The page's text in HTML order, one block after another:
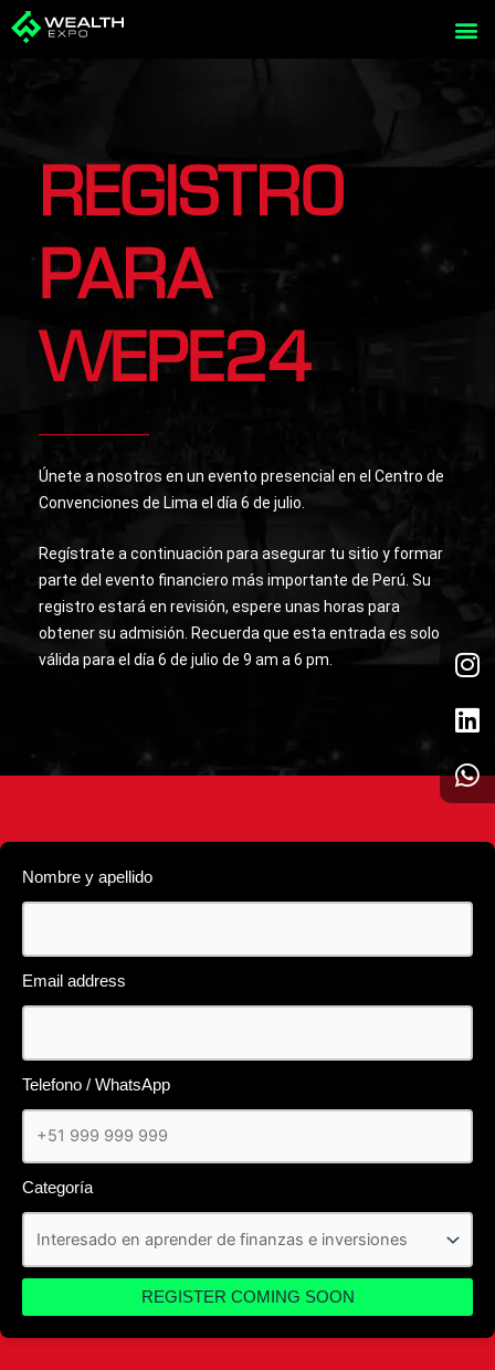
Skip
REGISTRO
PARA
WEPE24
Únete a nosotros en un evento presencial en el Centro de
Convenciones de Lima el día 6 de julio.
Regístrate a continuación para asegurar tu sitio y formar
parte del evento financiero más importante de Perú. Su
registro estará en revisión, espere unas horas para
obtener su admisión. Recuerda que esta entrada es solo
válida para el día 6 de julio de 9 am a 6 pm.
Nombre y apellido
Email address
Telefono / WhatsApp
Categoría
I
n
s
t
a
g
a
L
i
n
k
e
d
n
W
h
a
t
s
a
p